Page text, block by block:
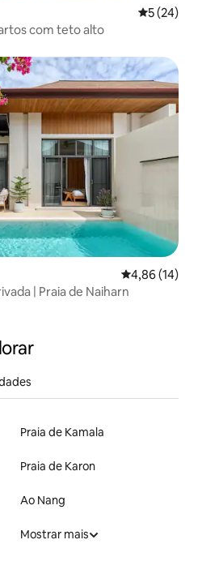
5 (24)
com teto alto
Classificação
4,86 (14)
| Praia de Naiharn
Praia de Kamala
Praia de Karon
Ao Nang
Mostrar mais